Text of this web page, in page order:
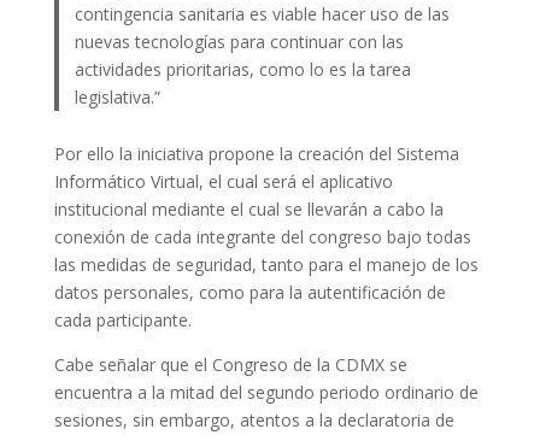
contingencia sanitaria es viable hacer uso de las
nuevas tecnologías para continuar con las
actividades prioritarias, como lo es la tarea
legislativa.”
Por ello la iniciativa propone la creación del Sistema
Informático Virtual, el cual será el aplicativo
institucional mediante el cual se llevarán a cabo la
conexión de cada integrante del congreso bajo todas
las medidas de seguridad, tanto para el manejo de los
datos personales, como para la autentificación de
cada participante.
Cabe señalar que el Congreso de la CDMX se
encuentra a la mitad del segundo periodo ordinario de
sesiones, sin embargo, atentos a la declaratoria de